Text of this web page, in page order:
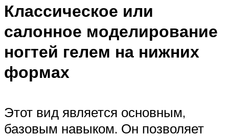
Классическое или
салонное моделирование
ногтей гелем на нижних
формах
Этот вид является основным,
базовым навыком. Он позволяет